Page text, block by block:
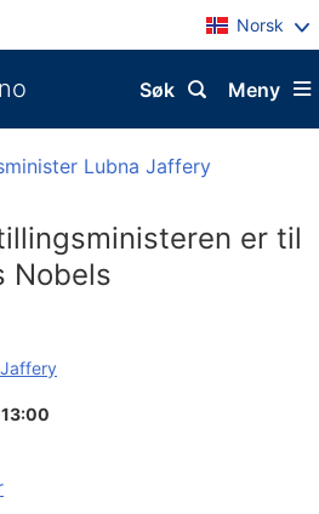
Norsk
Meny
Søk
Lubna Jaffery
er til
Nobels